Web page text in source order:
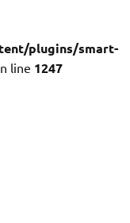
plugins/smart-
line 1247